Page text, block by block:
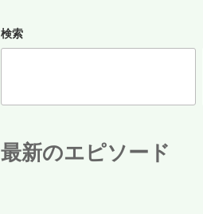
検索
最新のエピソード